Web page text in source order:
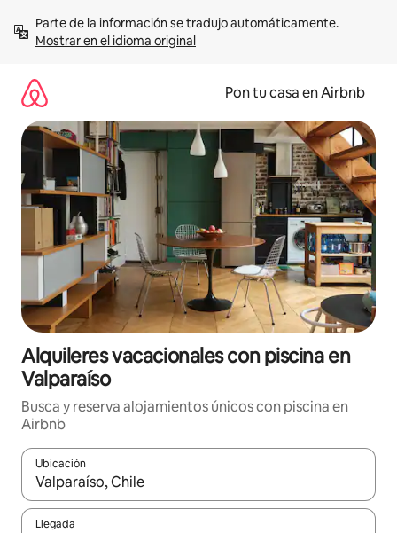
contenidoMostrar en el idioma original
Pon tu casa en Airbnb
Alquileres vacacionales con piscina en
Valparaíso
Busca y reserva alojamientos únicos con piscina en
Airbnb
Ubicación
Cuando los resultados estén disponibles, navega con las
Llegada